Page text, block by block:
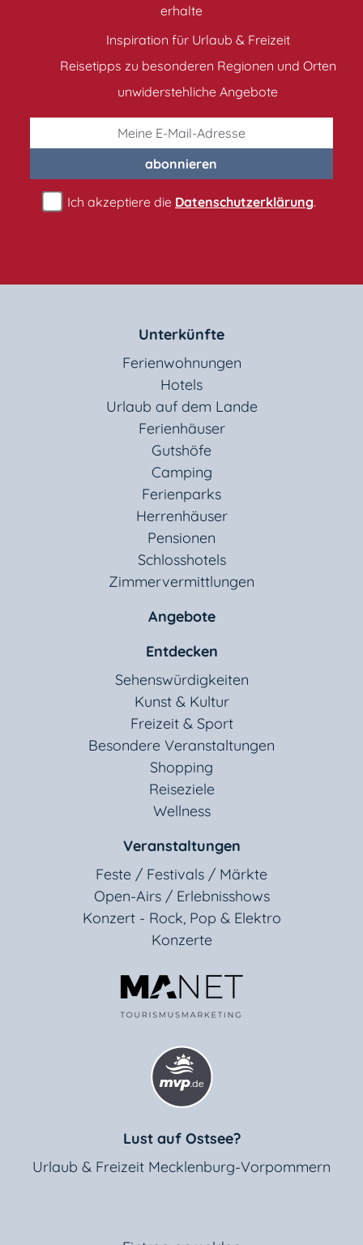
erhalte
Inspiration für Urlaub & Freizeit
Reisetipps zu besonderen Regionen und Orten
unwiderstehliche Angebote
abonnieren
Ich akzeptiere die Datenschutzerklärung.
Unterkünfte
Ferienwohnungen
Hotels
Urlaub auf dem Lande
Ferienhäuser
Gutshöfe
Camping
Ferienparks
Herrenhäuser
Pensionen
Schlosshotels
Zimmervermittlungen
Angebote
Entdecken
Sehenswürdigkeiten
Kunst & Kultur
Freizeit & Sport
Besondere Veranstaltungen
Shopping
Reiseziele
Wellness
Veranstaltungen
Feste / Festivals / Märkte
Open-Airs / Erlebnisshows
Konzert - Rock, Pop & Elektro
Konzerte
Lust auf Ostsee?
Urlaub & Freizeit Mecklenburg-Vorpommern